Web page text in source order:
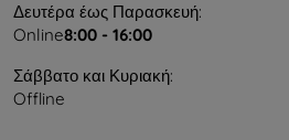
Δευτέρα έως Παρασκευή:
Online8:00 - 16:00
Σάββατο και Κυριακή:
Offline